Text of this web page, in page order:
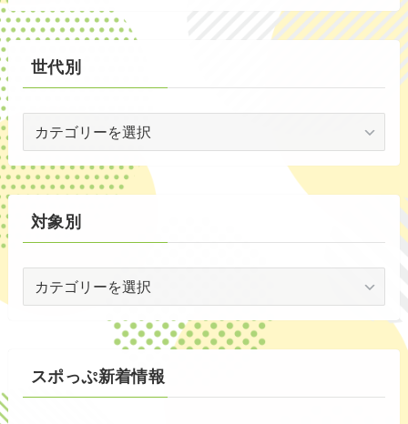
(35)
別
世代別
別
対象別
スポっぷ新着情報